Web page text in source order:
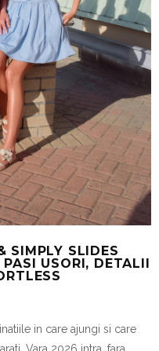
SIMPLY SLIDES
USORI, DETALII
in care ajungi si care